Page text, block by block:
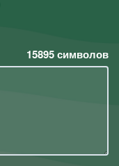
15895символов